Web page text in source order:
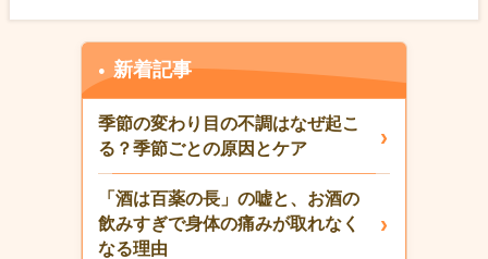
新着記事
季節の変わり目の不調はなぜ起こ
る？季節ごとの原因とケア
「酒は百薬の長」の嘘と、お酒の
飲みすぎで身体の痛みが取れなく
なる理由